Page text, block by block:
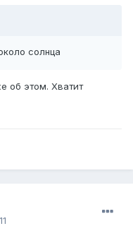
солнца
об этом. Хватит